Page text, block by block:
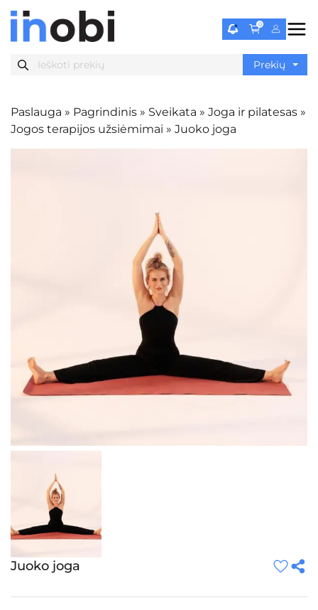
0
Paslauga » Pagrindinis » Sveikata » Joga ir pilatesas »
Jogos terapijos užsiėmimai » Juoko joga
Juoko joga